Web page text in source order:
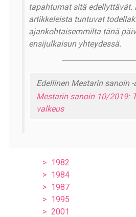
tapahtumat sitä edellyttävät.
artikkeleista tuntuvat
ajankohtaisemmilta tänä
ensijulkaisun yhteydessä.
Edellinen Mestarin sanoin
Mestarin sanoin 10/2019:
valkeus
1982
1984
1987
1995
2001